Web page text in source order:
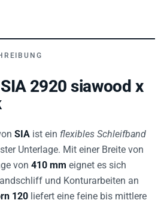
2920 siawood x
SIA ist ein flexibles Schleifband
Unterlage. Mit einer Breite von
von 410 mm eignet es sich
und Konturarbeiten an
120 liefert eine feine bis mittlere